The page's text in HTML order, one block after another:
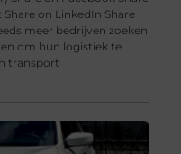
on LinkedIn Share
meer bedrijven zoeken
om hun logistiek te
transport